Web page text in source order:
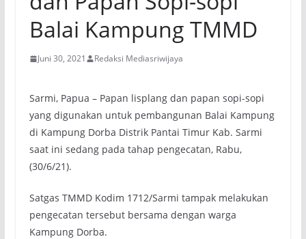
Balai Kampung TMMD
Juni 30, 2021 Redaksi Mediasriwijaya
Sarmi, Papua – Papan lisplang dan papan sopi-sopi
yang digunakan untuk pembangunan Balai Kampung
di Kampung Dorba Distrik Pantai Timur Kab. Sarmi
saat ini sedang pada tahap pengecatan, Rabu,
(30/6/21).
Satgas TMMD Kodim 1712/Sarmi tampak melakukan
pengecatan tersebut bersama dengan warga
Kampung Dorba.